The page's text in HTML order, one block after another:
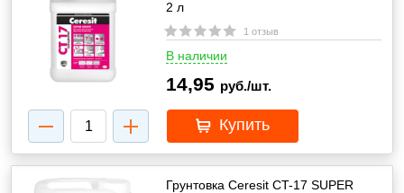
2 л
1 отзыв
В наличии
14,95 руб./шт.
Купить
Грунтовка Ceresit CT-17 SUPER